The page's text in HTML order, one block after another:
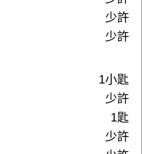
少許
少許
1小匙
少許
1匙
少許